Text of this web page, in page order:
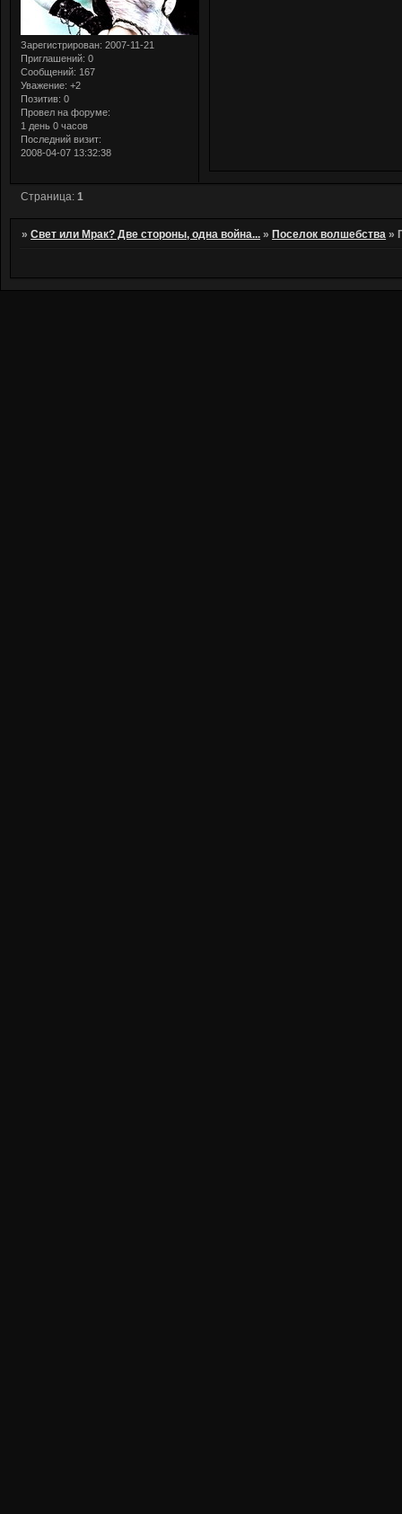
Зарегистрирован: 2007-11-21
Приглашений: 0
Сообщений: 167
Уважение: +2
Позитив: 0
Провел на форуме:
1 день 0 часов
Последний визит:
2008-04-07 13:32:38
Страница:1
»Свет или Мрак? Две стороны, одна война... »Поселок волшебства »